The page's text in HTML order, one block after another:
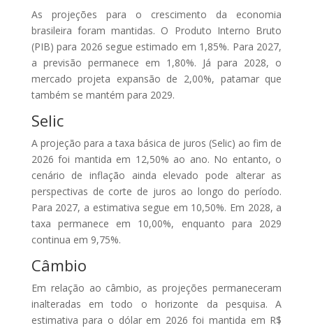
As projeções para o crescimento da economia
brasileira foram mantidas. O Produto Interno Bruto
(PIB) para 2026 segue estimado em 1,85%. Para 2027,
a previsão permanece em 1,80%. Já para 2028, o
mercado projeta expansão de 2,00%, patamar que
também se mantém para 2029.
Selic
A projeção para a taxa básica de juros (Selic) ao fim de
2026 foi mantida em 12,50% ao ano. No entanto, o
cenário de inflação ainda elevado pode alterar as
perspectivas de corte de juros ao longo do período.
Para 2027, a estimativa segue em 10,50%. Em 2028, a
taxa permanece em 10,00%, enquanto para 2029
continua em 9,75%.
Câmbio
Em relação ao câmbio, as projeções permaneceram
inalteradas em todo o horizonte da pesquisa. A
estimativa para o dólar em 2026 foi mantida em R$